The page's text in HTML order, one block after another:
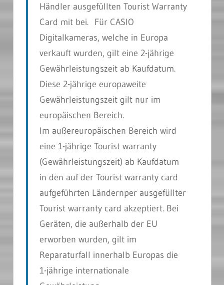
Händler ausgefüllten Tourist Warranty
Card mit bei. Für CASIO
Digitalkameras, welche in Europa
verkauft wurden, gilt eine 2-jährige
Gewährleistungszeit ab Kaufdatum.
Diese 2-jährige europaweite
Gewährleistungszeit gilt nur im
europäischen Bereich.
Im außereuropäischen Bereich wird
eine 1-jährige Tourist warranty
(Gewährleistungszeit) ab Kaufdatum
in den auf der Tourist warranty card
aufgeführten Ländernper ausgefüllter
Tourist warranty card akzeptiert. Bei
Geräten, die außerhalb der EU
erworben wurden, gilt im
Reparaturfall innerhalb Europas die
1-jährige internationale